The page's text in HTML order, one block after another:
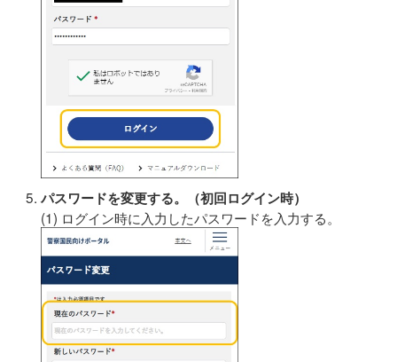
パスワードを変更する。（初回ログイン時）
(1) ログイン時に入力したパスワードを入力する。